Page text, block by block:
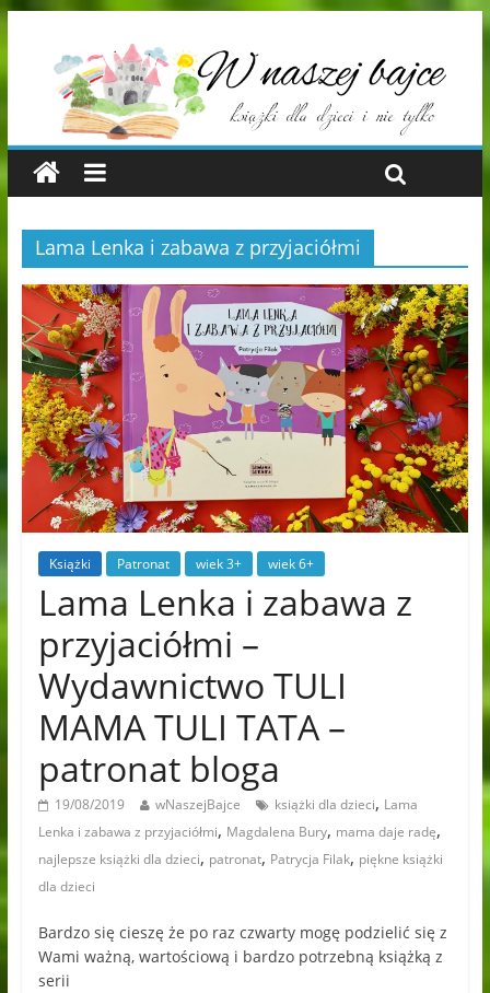
Lama Lenka i zabawa z przyjaciółmi
Książki Patronat wiek 3+ wiek 6+
Lama Lenka i zabawa z
przyjaciółmi –
Wydawnictwo TULI
MAMA TULI TATA –
patronat bloga
19/08/2019 wNaszejBajce książki dla dzieci, Lama
Lenka i zabawa z przyjaciółmi, Magdalena Bury, mama daje radę,
najlepsze książki dla dzieci, patronat, Patrycja Filak, piękne książki
dla dzieci
Bardzo się cieszę że po raz czwarty mogę podzielić się z
Wami ważną, wartościową i bardzo potrzebną książką z
serii